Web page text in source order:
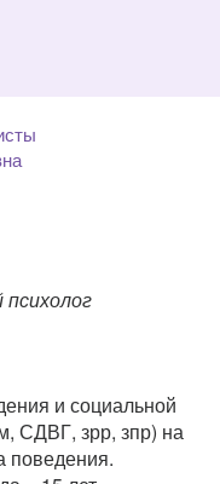
и социальной
СДВГ, зрр, зпр) на
поведения.